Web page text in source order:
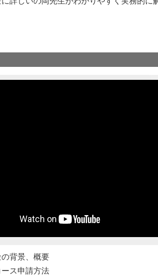
背景、概要
ス申請方法